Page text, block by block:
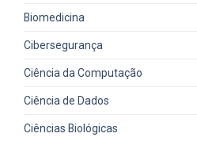
Biomedicina
Cibersegurança
Ciência da Computação
Ciência de Dados
Ciências Biológicas